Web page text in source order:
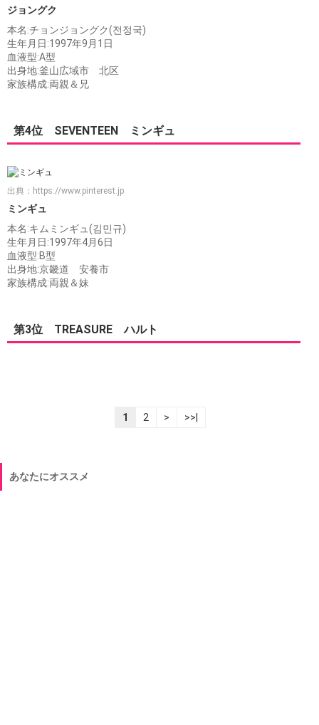
ジョングク
本名:チョンジョングク(전정국)
生年月日:1997年9月1日
血液型:A型
出身地:釜山広域市 北区
家族構成:両親＆兄
第4位 SEVENTEEN ミンギュ
出典： https://www.pinterest.jp
ミンギュ
本名:キムミンギュ(김민규)
生年月日:1997年4月6日
血液型:B型
出身地:京畿道 安養市
家族構成:両親＆妹
第3位 TREASURE ハルト
1 2 > >>|
あなたにオススメ